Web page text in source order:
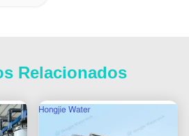
Relacionados